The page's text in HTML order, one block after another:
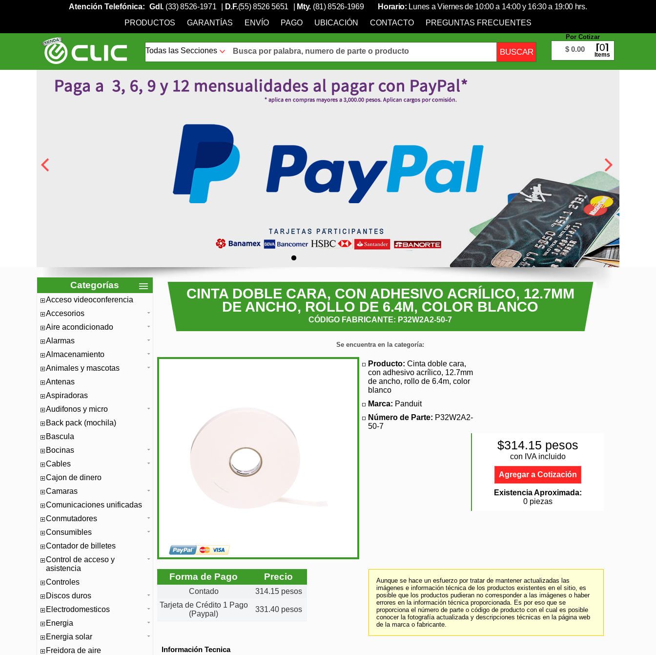
Atención Telefónica: Gdl. (33) 8526-1971 D.F.(55) 8526 5651 Mty. (81) 8526-1969 Horario: Lunes a Viernes de 10:00 a 14:00 y 16:30 a 19:00 hrs.
PRODUCTOS
GARANTÍAS ENVÍO PAGO UBICACIÓN CONTACTO PREGUNTAS FRECUENTES
Por Cotizar
$ 0.00 0
Items
Categorías
Acceso videoconferencia
Accesorios
Aire acondicionado
Alarmas
Almacenamiento
Animales y mascotas
Antenas
Aspiradoras
Audifonos y micro
Back pack (mochila)
Bascula
Bocinas
Cables
Cajon de dinero
Camaras
Comunicaciones unificadas
Conmutadores
Consumibles
Contador de billetes
Control de acceso y
asistencia
Controles
Discos duros
Electrodomesticos
Energia
Energia solar
Freidora de aire
CINTA DOBLE CARA, CON ADHESIVO ACRÍLICO, 12.7MM
DE ANCHO, ROLLO DE 6.4M, COLOR BLANCO
CÓDIGO FABRICANTE: P32W2A2-50-7
Se encuentra en la categoría:
Producto: Cinta doble cara,
con adhesivo acrílico, 12.7mm
de ancho, rollo de 6.4m, color
blanco
Marca: Panduit
Número de Parte: P32W2A2-
50-7
$314.15 pesos
con IVA incluido
Agregar a Cotización
Existencia Aproximada:
0 piezas
Aunque se hace un esfuerzo por tratar de mantener actualizadas las
imágenes e información técnica de los productos existentes en el sitio, es
posible que los productos pudieran no corresponder a las imágenes o haber
errores en la información técnica proporcionada. Es por eso que se
proporciona el número de parte o código de producto con el cual es posible
conocer la fotografía actualizada y descripciones técnicas en la página web
de la marca o fabricante.
Forma de Pago Precio
Contado
314.15 pesos
Tarjeta de Crédito 1 Pago
(Paypal)
331.40 pesos
Información Tecnica